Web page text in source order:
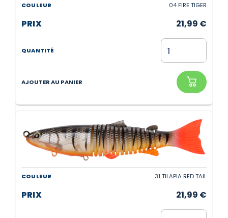
04 FIRE TIGER
21,99 €
31 TILAPIA RED TAIL
21,99 €